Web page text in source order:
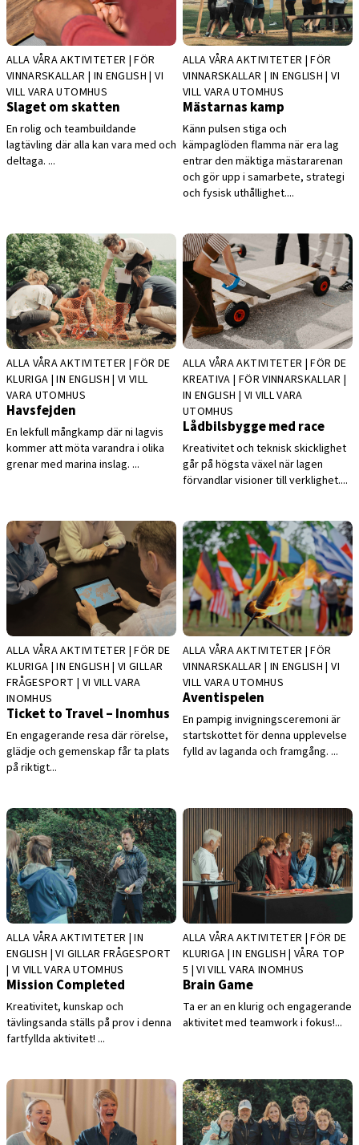
ALLA VÅRA AKTIVITETER | FÖR
VINNARSKALLAR | IN ENGLISH | VI
VILL VARA UTOMHUS
Slaget om skatten
En rolig och teambuildande
lagtävling där alla kan vara med och
deltaga. ...
ALLA VÅRA AKTIVITETER | FÖR
VINNARSKALLAR | IN ENGLISH | VI
VILL VARA UTOMHUS
Mästarnas kamp
Känn pulsen stiga och
kämpaglöden flamma när era lag
entrar den mäktiga mästararenan
och gör upp i samarbete, strategi
och fysisk uthållighet....
ALLA VÅRA AKTIVITETER | FÖR DE
KLURIGA | IN ENGLISH | VI VILL
VARA UTOMHUS
Havsfejden
En lekfull mångkamp där ni lagvis
kommer att möta varandra i olika
grenar med marina inslag. ...
ALLA VÅRA AKTIVITETER | FÖR DE
KREATIVA | FÖR VINNARSKALLAR |
IN ENGLISH | VI VILL VARA
UTOMHUS
Lådbilsbygge med race
Kreativitet och teknisk skicklighet
går på högsta växel när lagen
förvandlar visioner till verklighet....
ALLA VÅRA AKTIVITETER | FÖR DE
KLURIGA | IN ENGLISH | VI GILLAR
FRÅGESPORT | VI VILL VARA
INOMHUS
Ticket to Travel – Inomhus
En engagerande resa där rörelse,
glädje och gemenskap får ta plats
på riktigt...
ALLA VÅRA AKTIVITETER | FÖR
VINNARSKALLAR | IN ENGLISH | VI
VILL VARA UTOMHUS
Aventispelen
En pampig invigningsceremoni är
startskottet för denna upplevelse
fylld av laganda och framgång. ...
ALLA VÅRA AKTIVITETER | IN
ENGLISH | VI GILLAR FRÅGESPORT
| VI VILL VARA UTOMHUS
Mission Completed
Kreativitet, kunskap och
tävlingsanda ställs på prov i denna
fartfyllda aktivitet! ...
ALLA VÅRA AKTIVITETER | FÖR DE
KLURIGA | IN ENGLISH | VÅRA TOP
5 | VI VILL VARA INOMHUS
Brain Game
Ta er an en klurig och engagerande
aktivitet med teamwork i fokus!...